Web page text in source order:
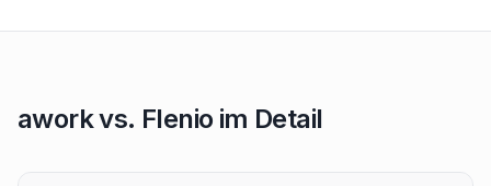
awork vs. Flenio im Detail